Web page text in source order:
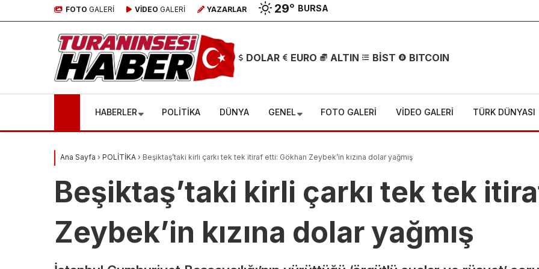
FOTO GALERİ VİDEO GALERİ YAZARLAR 29° BURSA
DOLAR EURO ALTIN BİST BITCOIN
HABERLER POLİTİKA DÜNYA GENEL FOTO GALERİ VİDEO GALERİ TÜRK DÜNYASI
Ana Sayfa › POLİTİKA › Beşiktaş’taki kirli çarkı tek tek itiraf etti: Gökhan Zeybek’in kızına dolar yağmış
Beşiktaş’taki kirli çarkı tek tek
Zeybek’in kızına dolar yağmış